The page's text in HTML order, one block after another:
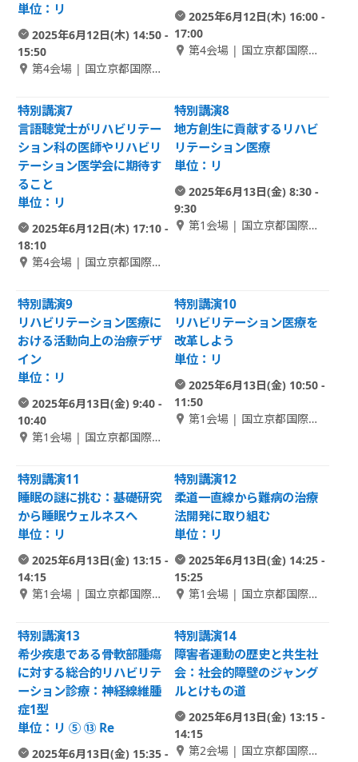
単位：リ
2025年6月12日(木) 14:50 -
15:50
第4会場 | 国立京都国際会
2025年6月12日(木) 16:00 -
17:00
第4会場 | 国立京都国際会
特別講演7
言語聴覚士がリハビリテー
ション科の医師やリハビリ
テーション医学会に期待す
ること
単位：リ
2025年6月12日(木) 17:10 -
18:10
第4会場 | 国立京都国際会
特別講演8
地方創生に貢献するリハビ
リテーション医療
単位：リ
2025年6月13日(金) 8:30 -
9:30
第1会場 | 国立京都国際会
特別講演9
リハビリテーション医療に
おける活動向上の治療デザ
イン
単位：リ
2025年6月13日(金) 9:40 -
10:40
第1会場 | 国立京都国際会
特別講演10
リハビリテーション医療を
改革しよう
単位：リ
2025年6月13日(金) 10:50 -
11:50
第1会場 | 国立京都国際会
特別講演11
睡眠の謎に挑む：基礎研究
から睡眠ウェルネスへ
単位：リ
2025年6月13日(金) 13:15 -
14:15
第1会場 | 国立京都国際会
特別講演12
柔道一直線から難病の治療
法開発に取り組む
単位：リ
2025年6月13日(金) 14:25 -
15:25
第1会場 | 国立京都国際会
特別講演13
希少疾患である骨軟部腫瘍
に対する総合的リハビリテ
ーション診療：神経線維腫
症1型
単位：リ ⑤ ⑬ Re
2025年6月13日(金) 15:35 -
特別講演14
障害者運動の歴史と共生社
会：社会的障壁のジャング
ルとけもの道
2025年6月13日(金) 13:15 -
14:15
第2会場 | 国立京都国際会